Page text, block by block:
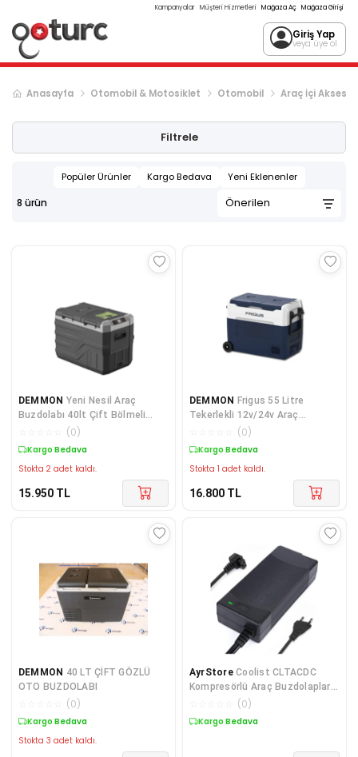
Kampanyalar Müşteri Hizmetleri Mağaza Aç Mağaza Girişi
Giriş Yap
veya üye ol
Anasayfa Otomobil & Motosiklet Otomobil Araç İçi
Filtrele
Popüler Ürünler Kargo Bedava Yeni Eklenenler
8 ürün
DEMMON Yeni Nesil Araç
Buzdolabı 40lt Çift Bölmeli
(0)
Kargo Bedava
Stokta 2 adet kaldı.
15.950 TL
DEMMON Frigus 55 Litre
Tekerlekli 12v/24v Araç
(0)
Kargo Bedava
Stokta 1 adet kaldı.
16.800 TL
DEMMON 40 LT ÇİFT GÖZLÜ
OTO BUZDOLABI
(0)
Kargo Bedava
Stokta 3 adet kaldı.
AyrStore Coolist CLTACDC
Kompresörlü Araç Buzdolapları
İçin 220Volt/12Volt 6,0Ah
(0)
Kargo Bedava